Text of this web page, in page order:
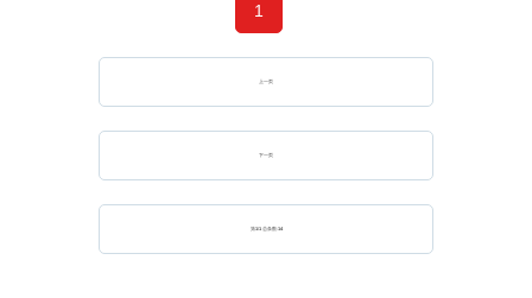
1
上一页
下一页
第1/1总条数:14